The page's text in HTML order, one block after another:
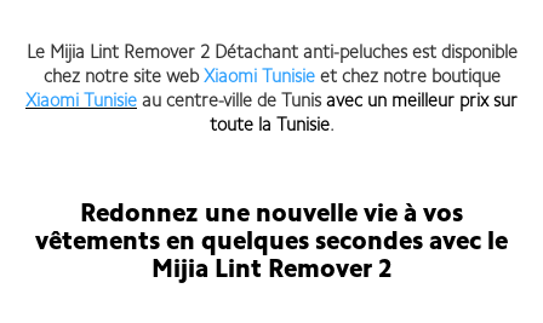
Le Mijia Lint Remover 2 Détachant anti-peluches est disponible
chez notre site web Xiaomi Tunisieet chez notre boutique
Xiaomi Tunisie au centre-ville de Tunis avec un meilleur prix sur
toute la Tunisie.
Redonnez une nouvelle vie à vos
vêtements en quelques secondes avec le
Mijia Lint Remover 2